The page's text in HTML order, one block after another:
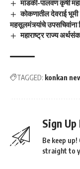
मांडकी-पालवण कृषी
कोकणातील देवराई भूमी
महसूलमंत्र्यांचे उपसचिवांना
महाराष्ट्र राज्य
TAGGED: konkan
Sign
Be keep
straight to